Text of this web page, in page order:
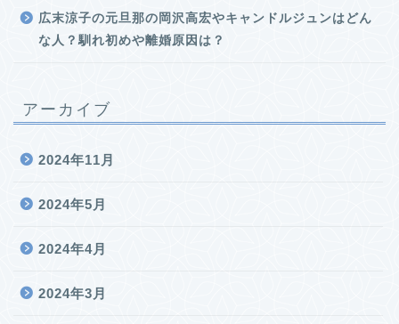
広末涼子の元旦那の岡沢高宏やキャンドルジュンはどん
な人？馴れ初めや離婚原因は？
アーカイブ
2024年11月
2024年5月
2024年4月
2024年3月